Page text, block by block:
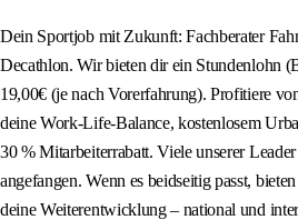
Dein Sportjob mit Zukunft: Fachberater
Decathlon. Wir bieten dir ein Stundenlohn
19,00€ (je nach Vorerfahrung). Profitiere
deine Work-Life-Balance, kostenlosem
30 % Mitarbeiterrabatt. Viele unserer
angefangen. Wenn es beidseitig passt,
deine Weiterentwicklung – national und